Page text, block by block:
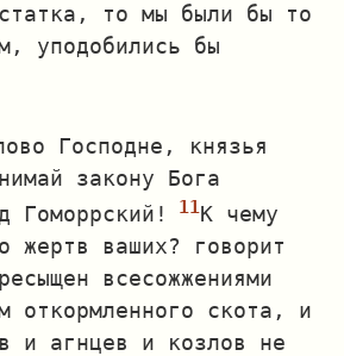
то мы были бы то
уподобились бы
Господне, князья
закону Бога
Гоморрский!
К чему
жертв ваших? говорит
всесожжениями
откормленного скота, и
и агнцев и козлов не